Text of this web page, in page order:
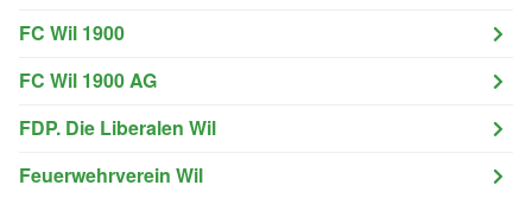
FC Wil 1900
FC Wil 1900 AG
FDP. Die Liberalen Wil
Feuerwehrverein Wil